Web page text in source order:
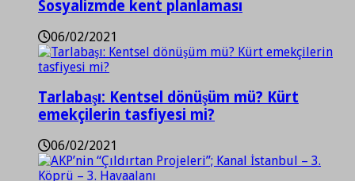
Sosyalizmde kent planlaması
06/02/2021
Tarlabaşı: Kentsel dönüşüm mü? Kürt
emekçilerin tasfiyesi mi?
06/02/2021